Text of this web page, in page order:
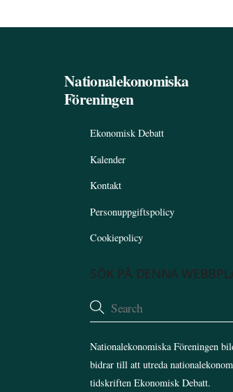
Nationalekonomiska
Föreningen
Ekonomisk Debatt
Kalender
Kontakt
Personuppgiftspolicy
Cookiepolicy
SÖK PÅ DENNA
Nationalekonomiska Föreningen
bidrar till att utreda
tidskriften Ekonomisk Debatt.